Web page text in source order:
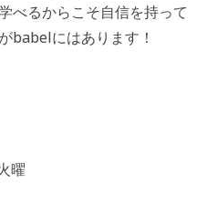
べるからこそ自信を持って
babelにはあります！
曜